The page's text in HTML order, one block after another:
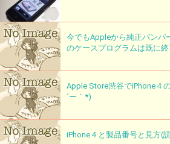
今でもAppleから純正バンパ
のケースプログラムは既に終
Apple Store渋谷でiPhone４
´ー｀*)
iPhone４と製品番号と見方(